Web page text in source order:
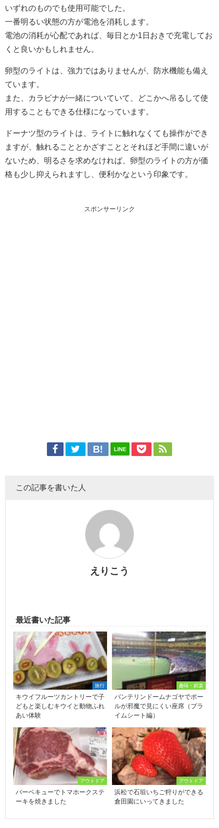
いずれのものでも使用可能でした。
一番明るい状態の方が電池を消耗します。
電池の消耗が心配であれば、毎日とか1日おきで充電してお
くと良いかもしれません。
卵型のライトは、強力ではありませんが、防水機能も備え
ています。
また、カラビナが一緒についていて、どこかへ吊るして使
用することもできる仕様になっています。
ドーナツ型のライトは、ライトに触れなくても操作ができ
ますが、触れることとかざすこととそれほど手間に違いが
ないため、明るさを求めなければ、卵型のライトの方が価
格も少し抑えられますし、便利かなという印象です。
スポンサーリンク
LINE
この記事を書いた人
えりこう
最近書いた記事
旅行
キウイフルーツカントリーで子
どもと楽しむキウイと動物ふれ
あい体験
趣味・娯楽
バンテリンドームナゴヤでポー
ルが邪魔で見にくい座席（プラ
イムシート編）
アウトドア
バーベキューでトマホークステ
ーキを焼きました
アウトドア
浜松で石垣いちご狩りができる
倉田園にいってきました